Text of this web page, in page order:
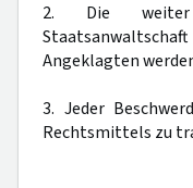
2. Die weiter
Angeklagten
3. Jeder
Rechtsmittels zu